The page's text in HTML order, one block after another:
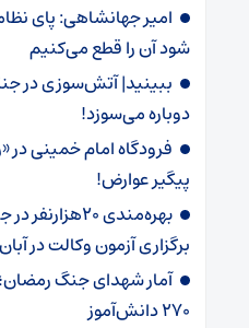
امیر جهانشاهی: پای
شود آن را قطع می‌کنیم
ببینید| آتش‌سوزی در
دوباره می‌سوزد!
فرودگاه امام خمینی در
پیگیر عوارض!
بهره‌مندی
برگزاری آزمون وکالت در آبان
270 دانش‌آموز